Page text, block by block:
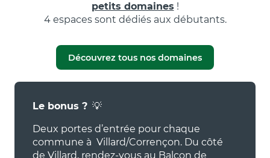
petits domaines !
4 espaces sont dédiés aux débutants.
Découvrez tous nos domaines
Le bonus ? 💡
Deux portes d’entrée pour chaque
commune à Villard/Corrençon. Du côté
de Villard, rendez-vous au Balcon de